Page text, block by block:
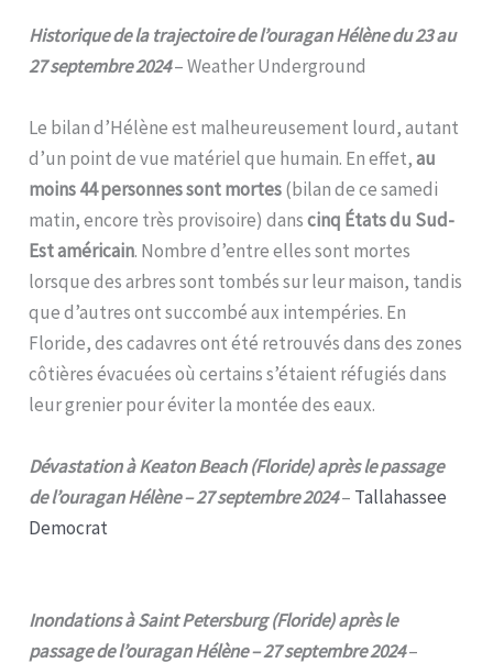
Historique de la trajectoire de l’ouragan Hélène du 23 au
27 septembre 2024– Weather Underground
Le bilan d’Hélène est malheureusement lourd, autant
d’un point de vue matériel que humain. En effet,au
moins 44 personnes sont mortes(bilan de ce samedi
matin, encore très provisoire) danscinq États du Sud-
Est américain. Nombre d’entre elles sont mortes
lorsque des arbres sont tombés sur leur maison, tandis
que d’autres ont succombé aux intempéries. En
Floride, des cadavres ont été retrouvés dans des zones
côtières évacuées où certains s’étaient réfugiés dans
leur grenier pour éviter la montée des eaux.
Dévastation à Keaton Beach (Floride) après le passage
de l’ouragan Hélène – 27 septembre 2024– Tallahassee
Democrat
Inondations à Saint Petersburg (Floride) après le
passage de l’ouragan Hélène – 27 septembre 2024–